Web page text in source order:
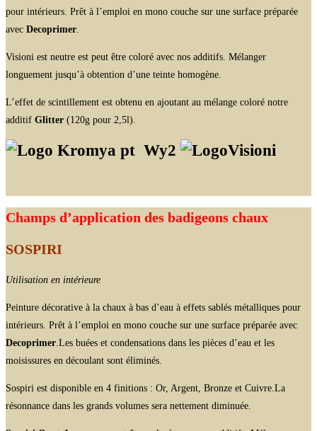
pour intérieurs. Prêt à l’emploi en mono couche sur une surface préparée
avec Decoprimer
Visioni est neutre est peut être coloré avec nos additifs. Mélanger
longuement jusqu’à obtention d’une teinte homogène.
L’effet de scintillement est obtenu en ajoutant au mélange coloré notre
additif Glitter (120g pour 2,5l).
Wy2
Champs d’application des badigeons chaux
SOSPIRI
Utilisation en intérieure
Peinture décorative à la chaux à bas d’eau à effets sablés métalliques pour
intérieurs. Prêt à l’emploi en mono couche sur une surface préparée avec
Decoprimer .Les buées et condensations dans les pièces d’eau et les
moisissures en découlant sont éliminés.
Sospiri est disponible en 4 finitions : Or, Argent, Bronze et Cuivre.La
résonnance dans les grands volumes sera nettement diminuée.